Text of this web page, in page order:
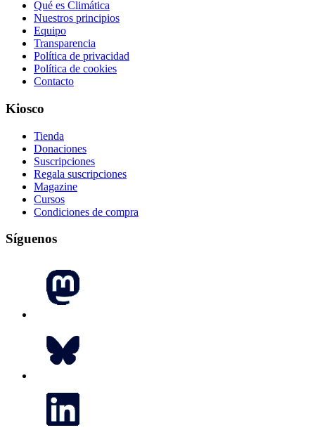
Qué es Climática
Nuestros principios
Equipo
Transparencia
Política de privacidad
Política de cookies
Contacto
Kiosco
Tienda
Donaciones
Suscripciones
Regala suscripciones
Magazine
Cursos
Condiciones de compra
Síguenos